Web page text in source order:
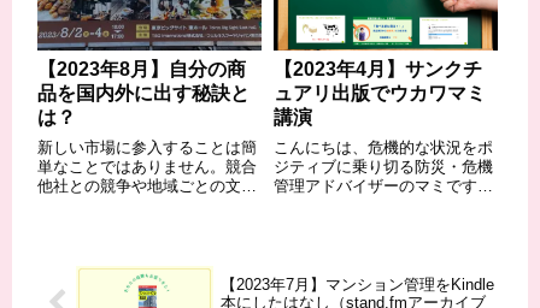
【2023年8月】自分の商
品を国内外に出す秘訣と
は？
新しい市場に参入することは簡
単なことではありません。競合
他社との競争や地域ごとの文
て、以下の要点を考慮すること
が大切になります。ここでは
「EXPO」等の視察や...
【2023年4月】サンクチ
ュアリ出版でウカワマミ
講演
こんにちは、危機的な状況をポ
ジティブに乗り切る防災・危機
管理アドバイザーのマミです。
健康美人になる方法」というテ
ーマで講演...
【2023年7月】マンション管理をKindle
本にしたはなし（stand.fmアーカイブ